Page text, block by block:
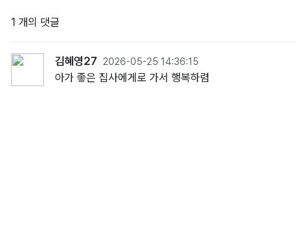
1 개의 댓글
김혜영27 2026-05-25 14:36:15
아가 좋은 집사에게로 가서 행복하렴